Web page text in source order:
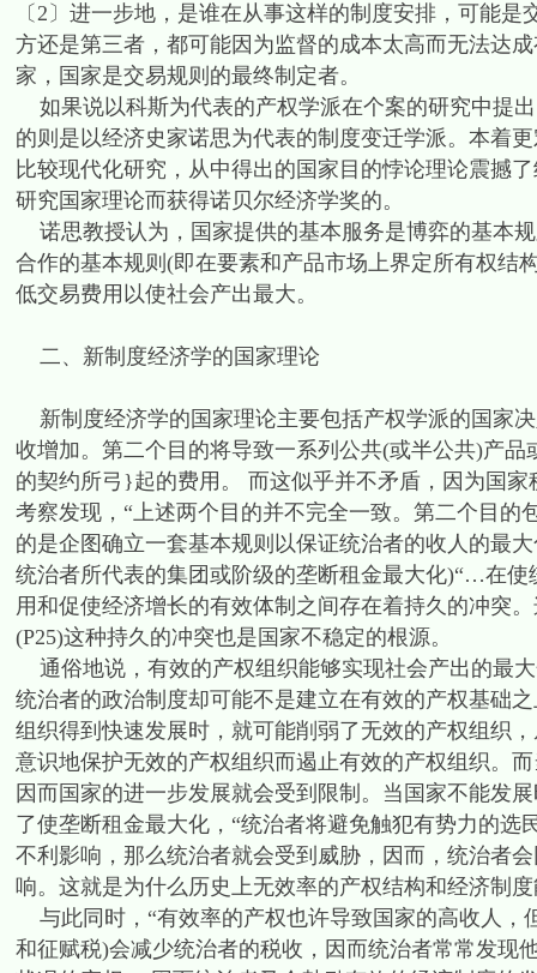
〔2〕进一步地，是谁在从事这样的制度安排，可能
方还是第三者，都可能因为监督的成本太高而无法达
家，国家是交易规则的最终制定者。
如果说以科斯为代表的产权学派在个案的研究中提
的则是以经济史家诺思为代表的制度变迁学派。本着
比较现代化研究，从中得出的国家目的悖论理论震撼
研究国家理论而获得诺贝尔经济学奖的。
诺思教授认为，国家提供的基本服务是博弈的基本
合作的基本规则(即在要素和产品市场上界定所有权结
低交易费用以使社会产出最大。
二、新制度经济学的国家理论
新制度经济学的国家理论主要包括产权学派的国家
收增加。第二个目的将导致一系列公共(或半公共)产
的契约所弓}起的费用。 而这似乎并不矛盾，因为国
考察发现，“上述两个目的并不完全一致。第二个目
的是企图确立一套基本规则以保证统治者的收人的最
统治者所代表的集团或阶级的垄断租金最大化)“…在
用和促使经济增长的有效体制之间存在着持久的冲突
(P25)这种持久的冲突也是国家不稳定的根源。
通俗地说，有效的产权组织能够实现社会产出的最
统治者的政治制度却可能不是建立在有效的产权基础
组织得到快速发展时，就可能削弱了无效的产权组织
意识地保护无效的产权组织而遏止有效的产权组织。
因而国家的进一步发展就会受到限制。当国家不能发
了使垄断租金最大化，“统治者将避免触犯有势力的
不利影响，那么统治者就会受到威胁，因而，统治者
响。这就是为什么历史上无效率的产权结构和经济制
与此同时，“有效率的产权也许导致国家的高收人，
和征赋税)会减少统治者的税收，因而统治者常常发现